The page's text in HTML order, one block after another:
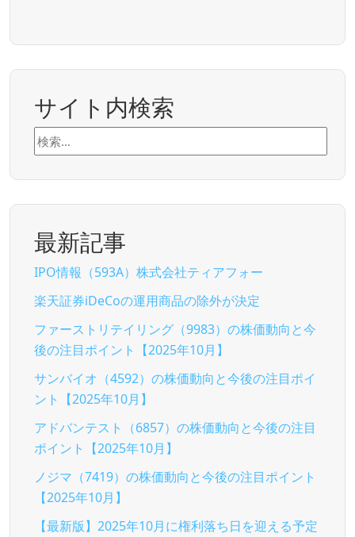
サイト内検索
検
索:
最新記事
IPO情報（593A）株式会社ティアフォー
楽天証券iDeCoの運用商品の除外が決定
ファーストリテイリング（9983）の株価動向と今
後の注目ポイント【2025年10月】
サンバイオ（4592）の株価動向と今後の注目ポイ
ント【2025年10月】
アドバンテスト（6857）の株価動向と今後の注目
ポイント【2025年10月】
ノジマ（7419）の株価動向と今後の注目ポイント
【2025年10月】
【最新版】2025年10月に権利落ち日を迎える予定